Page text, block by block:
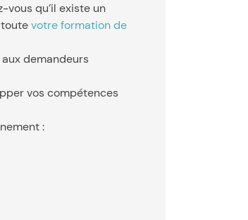
qu’il existe un
votre formation de
demandeurs
vos compétences
: